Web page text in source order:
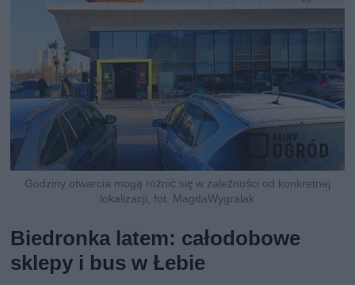
Godziny otwarcia mogą różnić się w zależności od konkretnej
lokalizacji, fot. MagdaWygralak
Biedronka latem: całodobowe
sklepy i bus w Łebie